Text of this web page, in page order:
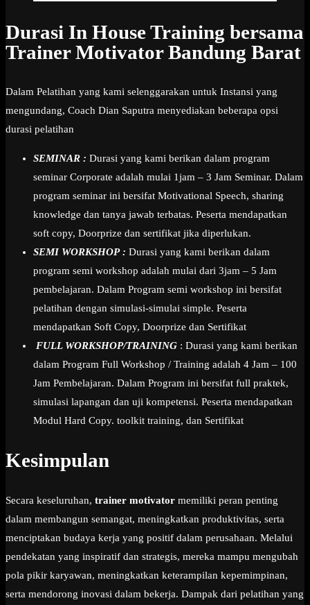
Durasi In House Training bersama
Trainer Motivator Bandung Barat
Dalam Pelatihan yang kami selenggarakan untuk Instansi yang
mengundang, Coach Dian Saputra menyediakan beberapa opsi
durasi pelatihan
SEMINAR : Durasi yang kami berikan dalam program
seminar Corporate adalah mulai 1jam – 3 Jam Seminar. Dalam
program seminar ini bersifat Motivational Speech, sharing
knowledge dan tanya jawab terbatas. Peserta mendapatkan
soft copy, Doorprize dan sertifikat jika diperlukan.
SEMI WORKSHOP : Durasi yang kami berikan dalam
program semi workshop adalah mulai dari 3jam – 5 Jam
pembelajaran. Dalam Program semi workshop ini bersifat
pelatihan dengan simulasi-simulai simple. Peserta
mendapatkan Soft Copy, Doorprize dan Sertifikat
FULL WORKSHOP/TRAINING : Durasi yang kami berikan
dalam Program Full Workshop / Training adalah 4 Jam – 100
Jam Pembelajaran. Dalam Program ini bersifat full praktek,
simulasi lapangan dan uji kompetensi. Peserta mendapatkan
Modul Hard Copy. toolkit training, dan Sertifikat
Kesimpulan
Secara keseluruhan, trainer motivator memiliki peran penting
dalam membangun semangat, meningkatkan produktivitas, serta
menciptakan budaya kerja yang positif dalam perusahaan. Melalui
pendekatan yang inspiratif dan strategis, mereka mampu mengubah
pola pikir karyawan, meningkatkan keterampilan kepemimpinan,
serta mendorong inovasi dalam bekerja. Dampak dari pelatihan yang